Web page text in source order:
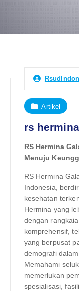
Artikel
rs
RS Hermina
Menuju
RS Hermina
Indonesia,
kesehatan
Hermina yang
dengan
komprehensif,
yang berpusat
demografi
Memahami
memerlukan
spesialisasi,